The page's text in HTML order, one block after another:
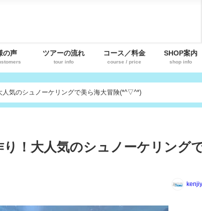
の声 ツアーの流れ
tour info
コース／料金
course / price
SHOP案内
shop info
気のシュノーケリングで美ら海大冒険(*^▽^*)
！大人気のシュノーケリング